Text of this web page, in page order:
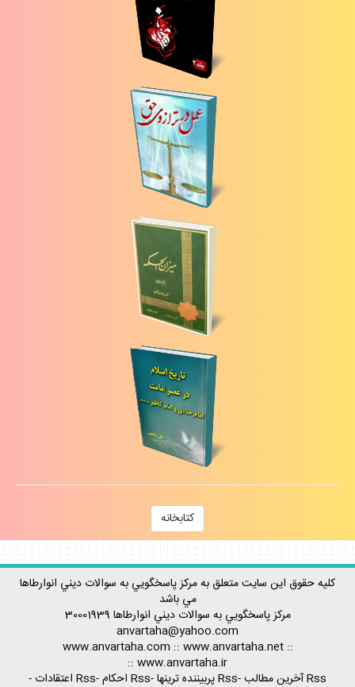
كتابخانه
كليه حقوق اين سايت متعلق به مركز پاسخگويي به سوالات ديني انوارطاها
مي باشد
مركز پاسخگويي به سوالات ديني انوارطاها 30001939
anvartaha@yahoo.com
www.anvartaha.com :: www.anvartaha.net::
www.anvartaha.ir
::
Rss آخرين مطالب
-Rss پربيننده ترينها -Rss احكام -Rss اعتقادات
-